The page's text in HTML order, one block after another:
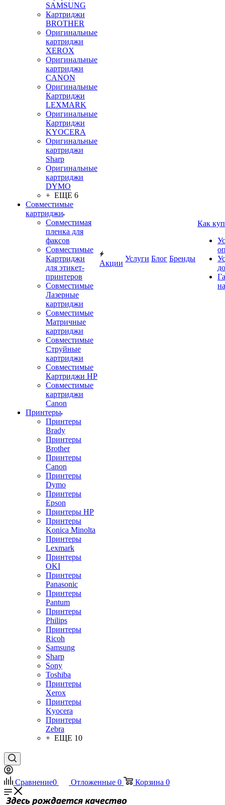
SAMSUNG
Картриджи
BROTHER
Оригинальные
картриджи
XEROX
Оригинальные
картриджи
CANON
Оригинальные
Картриджи
LEXMARK
Оригинальные
Картриджи
KYOCERA
Оригинальные
картриджи
Sharp
Оригинальные
картриджи
DYMO
+ ЕЩЕ 6
Совместимые
картриджи
Совместимая
пленка для
факсов
Совместимые
Картриджи
для этикет-
принтеров
Совместимые
Лазерные
картриджи
Совместимые
Матричные
картриджи
Совместимые
Струйные
картриджи
Совместимые
Картриджи HP
Совместимые
картриджи
Canon
Принтеры
Принтеры
Brady
Принтеры
Brother
Принтеры
Canon
Принтеры
Dymo
Принтеры
Epson
Принтеры HP
Принтеры
Konica Minolta
Принтеры
Lexmark
Принтеры
OKI
Принтеры
Panasonic
Принтеры
Pantum
Принтеры
Philips
Принтеры
Ricoh
Samsung
Sharp
Sony
Toshiba
Принтеры
Xerox
Принтеры
Kyocera
Принтеры
Zebra
+ ЕЩЕ 10
Акции
Услуги Блог Бренды
Как
Сравнение0 Отложенные 0 Корзина 0